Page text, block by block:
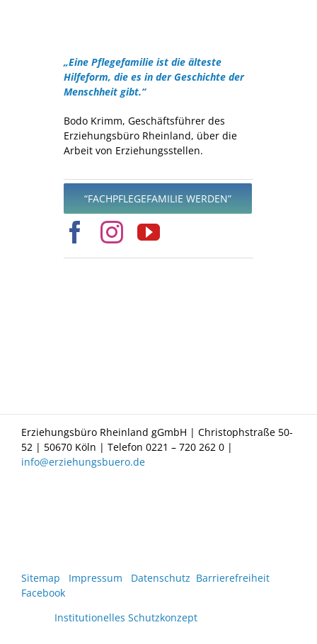
„Eine Pflegefamilie ist die älteste
Hilfeform, die es in der Geschichte der
Menschheit gibt.“
Bodo Krimm, Geschäftsführer des
Erziehungsbüro Rheinland, über die
Arbeit von Erziehungsstellen.
“FACHPFLEGEFAMILIE WERDEN”
Erziehungsbüro Rheinland gGmbH | Christophstraße 50-
52 | 50670 Köln | Telefon 0221 – 720 262 0 |
info@erziehungsbuero.de
Sitemap Impressum Datenschutz Barrierefreiheit
Facebook
Institutionelles Schutzkonzept